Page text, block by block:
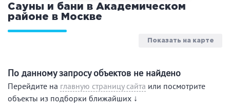
Русская баня
Финская сауна
Турецкая баня
На дровах
Поводы
Загородный отдых
Сауны и бани в Академическом
районе в Москве
Показать на карте
По данному запросу объектов не найдено
Перейдите на главную страницу сайта или посмотрите
объекты из подборки ближайших ↓